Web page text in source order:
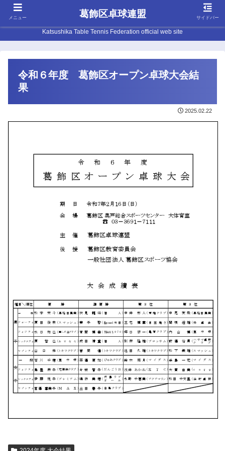
Katsushika Table Tennis Federation official web site
令和６年度 葛飾区オープン卓球大会結
果
2025.02.22
メニュー 葛飾区卓球連盟 サイドバー